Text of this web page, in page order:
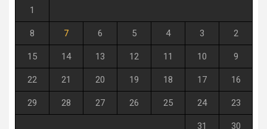
1
2
3
4
5
6
7
8
9
10
11
12
13
14
15
16
17
18
19
20
21
22
23
24
25
26
27
28
29
30
31